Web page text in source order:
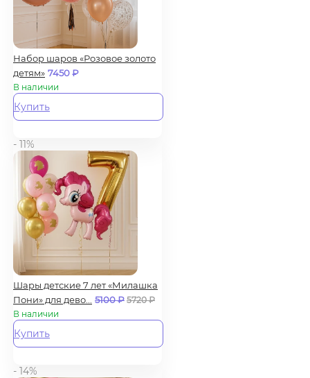
Набор шаров «Розовое золото
детям» 7450₽
В наличии
Купить
- 11%
Шары детские 7 лет «Милашка
Пони» для дево...
5100₽ 5720₽
В наличии
Купить
- 14%